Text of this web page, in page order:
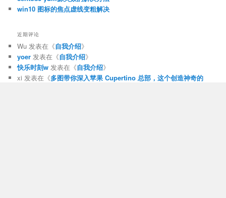
win10 图标的焦点虚线变粗解决
近期评论
Wu 发表在《自我介绍》
yoer 发表在《自我介绍》
快乐时刻w 发表在《自我介绍》
xi 发表在《多图带你深入苹果 Cupertino 总部，这个创造神奇的